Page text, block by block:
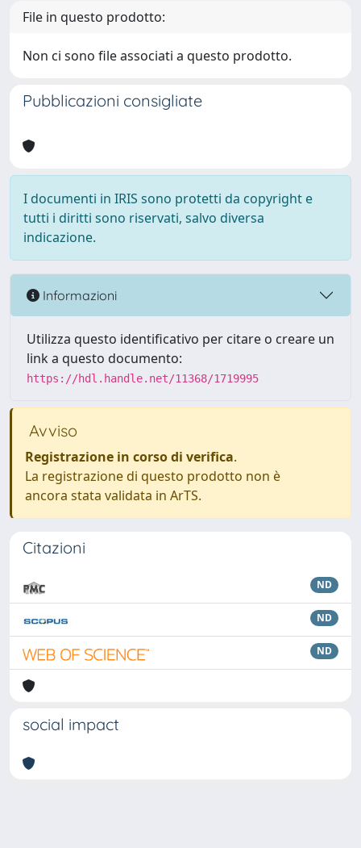
File in questo prodotto:
Non ci sono file associati a questo prodotto.
Pubblicazioni consigliate
I documenti in IRIS sono protetti da copyright e
tutti i diritti sono riservati, salvo diversa
indicazione.
Informazioni
Utilizza questo identificativo per citare o creare un
link a questo documento:
https://hdl.handle.net/11368/1719995
Avviso
Registrazione in corso di verifica.
La registrazione di questo prodotto non è
ancora stata validata in ArTS.
Citazioni
ND
ND
ND
social impact